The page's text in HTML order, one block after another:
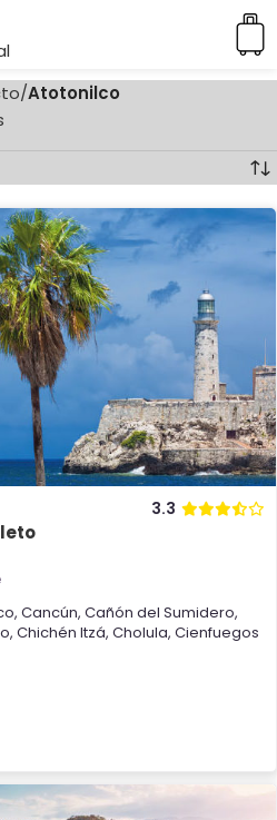
/Atotonilco
3.3
, Cancún, Cañón del Sumidero,
, Chichén Itzá, Cholula, Cienfuegos